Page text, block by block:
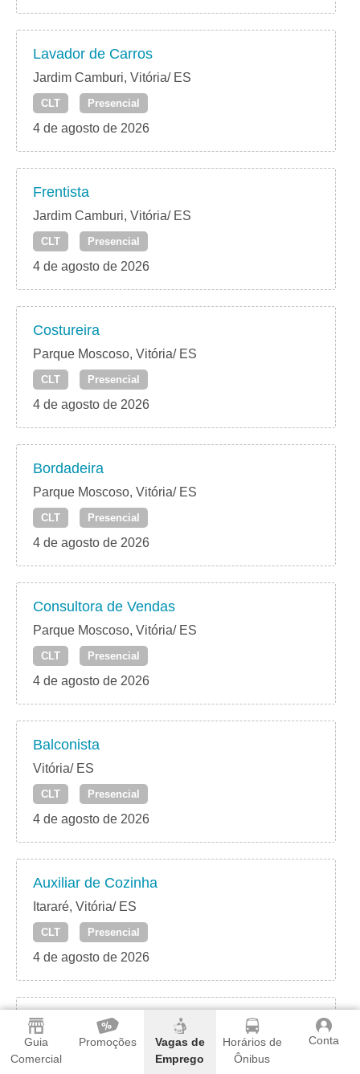
Guia
Comercial
Promoções
Vagas de
Emprego
Horários de
Ônibus
Conta
Lavador de Carros
Jardim Camburi, Vitória/ ES
CLT Presencial
4 de agosto de 2026
Frentista
Jardim Camburi, Vitória/ ES
CLT Presencial
4 de agosto de 2026
Costureira
Parque Moscoso, Vitória/ ES
CLT Presencial
4 de agosto de 2026
Bordadeira
Parque Moscoso, Vitória/ ES
CLT Presencial
4 de agosto de 2026
Consultora de Vendas
Parque Moscoso, Vitória/ ES
CLT Presencial
4 de agosto de 2026
Balconista
Vitória/ ES
CLT Presencial
4 de agosto de 2026
Auxiliar de Cozinha
Itararé, Vitória/ ES
CLT Presencial
4 de agosto de 2026
Auxiliar de Produção
Praia do Canto – Vitória/ ES